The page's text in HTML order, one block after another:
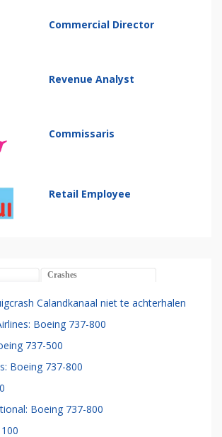
Commercial Director
Revenue Analyst
Commissaris
Retail Employee
Crashes
Calandkanaal niet te achterhalen
Boeing 737-800
737-500
Boeing 737-800
Boeing 737-800